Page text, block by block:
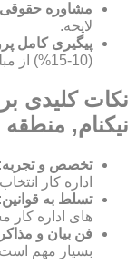
مشاوره حقوقی
لایحه.
پیگیری کامل
(10-15%) از مبلغ توافق شده باشد.
نکات کلیدی
نیکنام, منطقه
تخصص و تجربه
اداره کار
تسلط به قوانین
های اداره کار
فن بیان و
بسیار مهم